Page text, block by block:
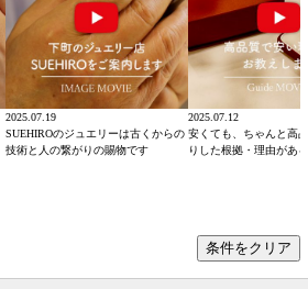
2025.07.19
SUEHIROのジュエリーは古くからの
技術と人の繋がりの賜物です
2025.07.12
安くても、ちゃんと高
りした根拠・理由があ
条件をクリア